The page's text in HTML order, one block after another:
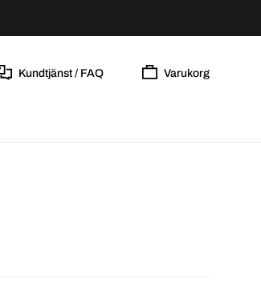
Kundtjänst / FAQ Varukorg